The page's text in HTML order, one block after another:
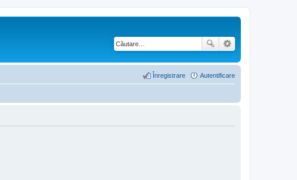
Autentificare
Înregistrare